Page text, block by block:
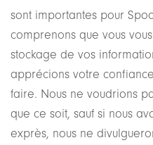
sont importantes pour
comprenons que vous
stockage de vos
apprécions votre
faire. Nous ne voudrions
que ce soit, sauf si nous
exprès, nous ne